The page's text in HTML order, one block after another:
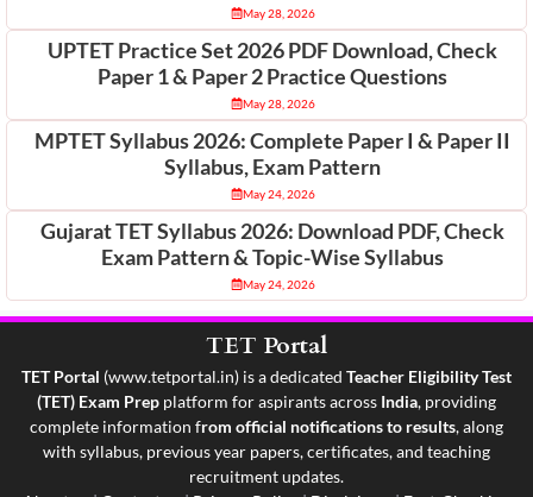
May 28, 2026
UPTET Practice Set 2026 PDF Download, Check
Paper 1 & Paper 2 Practice Questions
May 28, 2026
MPTET Syllabus 2026: Complete Paper I & Paper II
Syllabus, Exam Pattern
May 24, 2026
Gujarat TET Syllabus 2026: Download PDF, Check
Exam Pattern & Topic-Wise Syllabus
May 24, 2026
TET Portal
TET Portal (www.tetportal.in) is a dedicated Teacher Eligibility Test
(TET) Exam Prep platform for aspirants across India, providing
complete information from official notifications to results, along
with syllabus, previous year papers, certificates, and teaching
recruitment updates.